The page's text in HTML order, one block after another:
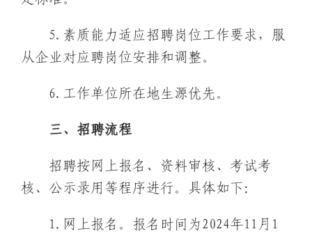
5.素质能力适应招聘岗位工作要求，服
从企业对应聘岗位安排和调整。
6.工作单位所在地生源优先。
三、招聘流程
招聘按网上报名、资料审核、考试考
核、公示录用等程序进行。具体如下：
1.网上报名。报名时间为2024年11月1